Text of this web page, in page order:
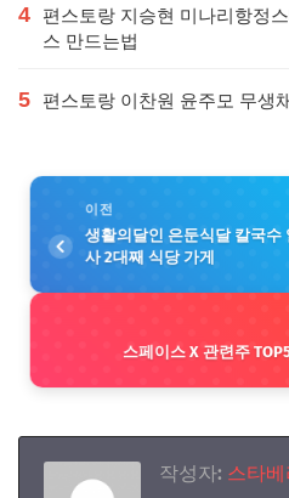
4
편스토랑 지승현 미나리항정
스 만드는법
5 편스토랑 이찬원 윤주모 무생
이전
생활의달인 은둔식달 칼국수
사 2대째 식당 가게
스페이스 X 관련주
작성자: 스타